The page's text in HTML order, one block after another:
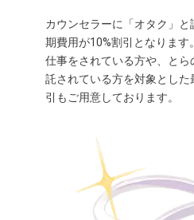
カウンセラーに「オタク」
期費用が10%割引となります
仕事をされている方や、と
託されている方を対象とした
引もご用意しております。